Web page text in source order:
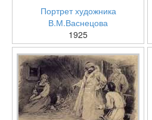
Портрет художника
В.М.Васнецова
1925